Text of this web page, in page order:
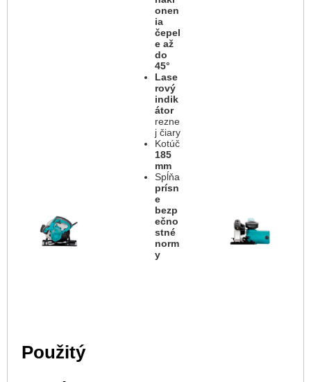
onen
ia
čepel
e až
do
45°
Lase
rový
indik
átor
rezne
j čiary
Kotúč
185
mm
Spĺňa
prísn
e
bezp
ečno
stné
norm
y
Použitý